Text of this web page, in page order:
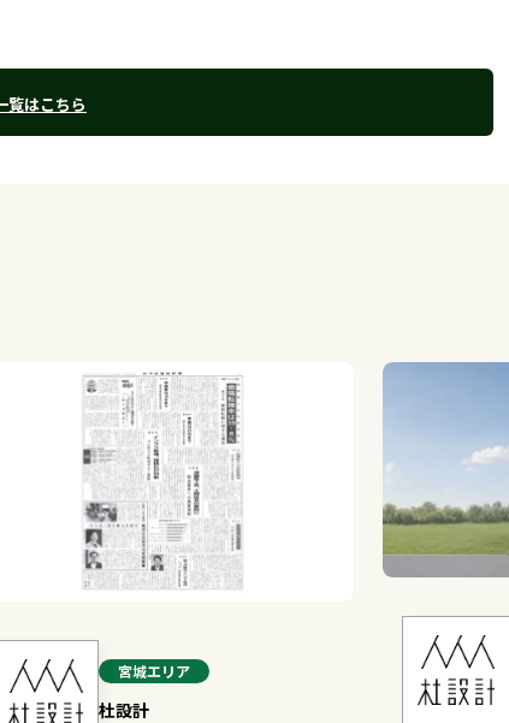
覧はこちら
宮城エリア
杜設計